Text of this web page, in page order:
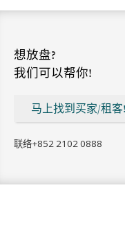
想放盘?
我们可以帮你!
马上找到买家/租客!
联络+852 2102 0888